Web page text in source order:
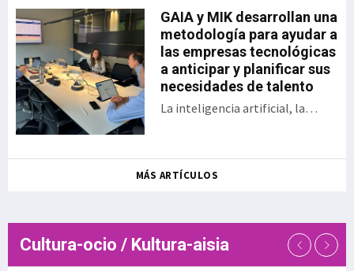
Mundiales. En esta clasificación,
Euskal Herriko Unibertsitatea
(EHU) ocupa el puesto 358 entre
las 1.243 universidades
evaluadas, situándose además
como la sép
GAIA y MIK desarrollan una
metodología para ayudar a
las empresas tecnológicas
a anticipar y planificar sus
necesidades de talento
La inteligencia artificial, la
relevo generacional y la
creciente dificultad para
transformando las necesidades
de talento de las empresas
tecnológicas. En este contexto,
empresas, así como las
sociedades públicas
participantes en una
iniciativa que en la actual
edición se ha enfocado a
aplicaciones en ámbitos
como la energía, la
inteligencia a
MÁS ARTÍCULOS
Cultura-ocio / Kultura-aisia